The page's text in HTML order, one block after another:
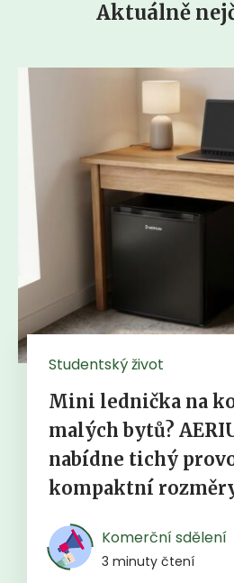
Aktuálně
Studentský život
Mini lednička na
malých bytů?
nabídne tichý
kompaktní
Komerční sdělení
3 minuty čtení